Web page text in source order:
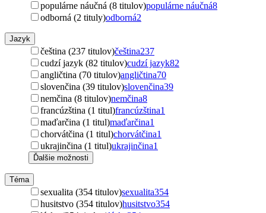
populárne náučná (8 titulov)populárne náučná8
odborná (2 tituly)odborná2
Jazyk
čeština (237 titulov)čeština237
cudzí jazyk (82 titulov)cudzí jazyk82
angličtina (70 titulov)angličtina70
slovenčina (39 titulov)slovenčina39
nemčina (8 titulov)nemčina8
francúzština (1 titul)francúzština1
maďarčina (1 titul)maďarčina1
chorvátčina (1 titul)chorvátčina1
ukrajinčina (1 titul)ukrajinčina1
Ďalšie možnosti
Téma
sexualita (354 titulov)sexualita354
husitstvo (354 titulov)husitstvo354